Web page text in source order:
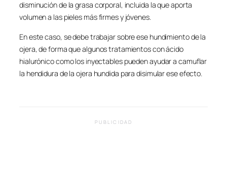
disminución de la grasa corporal, incluida la que aporta
volumen a las pieles más firmes y jóvenes.
En este caso, se debe trabajar sobre ese hundimiento de la
ojera, de forma que algunos tratamientos con ácido
hialurónico como los inyectables pueden ayudar a camuflar
la hendidura de la ojera hundida para disimular ese efecto.
PUBLICIDAD